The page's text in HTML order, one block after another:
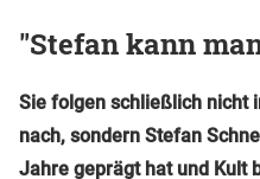
"Stefan kann
Sie folgen schließlich nicht
nach, sondern Stefan
Jahre geprägt hat und Kult